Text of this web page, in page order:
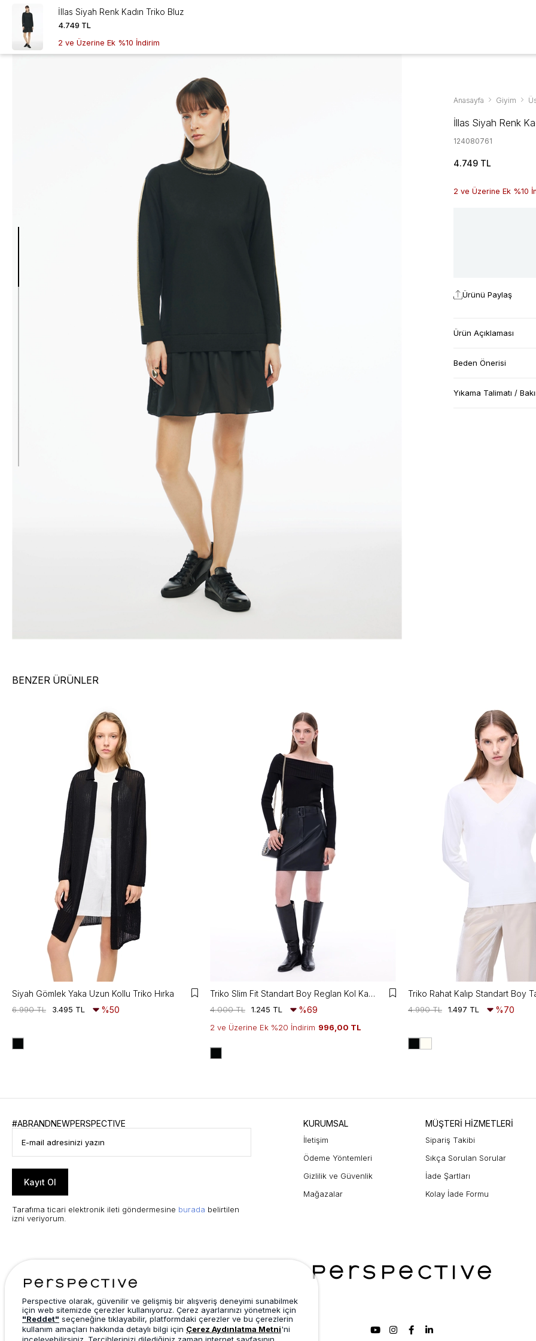
Anasayfa Giyim
İllas Siyah Renk
124080761
4.749 TL
2 ve Üzerine Ek %10
Ürünü Paylaş
Ürün Açıklaması
Beden Önerisi
Yıkama Talimatı /
İllas Siyah Renk Kadın Triko Bluz
4.749 TL
2 ve Üzerine Ek %10 İndirim
BENZER ÜRÜNLER
Siyah Gömlek Yaka Uzun Kollu Triko Hırka
3.495 TL
6.990 TL %50
Triko Slim Fit Standart Boy Reglan Kol Kayık Yaka Siyah Bluz
1.245 TL
4.000 TL %69
2 ve Üzerine Ek %20 İndirim 996,00 TL
1.497 TL
4.990 TL %70
#ABRANDNEWPERSPECTIVE
Kayıt Ol
Tarafıma ticari elektronik ileti göndermesine burada belirtilen
izni veriyorum.
KURUMSAL
İletişim
Ödeme Yöntemleri
Gizlilik ve Güvenlik
Mağazalar
MÜŞTERİ HİZMETLERİ
Sipariş Takibi
Sıkça Sorulan Sorular
İade Şartları
Kolay İade Formu
Perspective olarak, güvenilir ve gelişmiş bir alışveriş deneyimi sunabilmek
için web sitemizde çerezler kullanıyoruz. Çerez ayarlarınızı yönetmek için
"Reddet" seçeneğine tıklayabilir, platformdaki çerezler ve bu çerezlerin
kullanım amaçları hakkında detaylı bilgi için Çerez Aydınlatma Metni'ni